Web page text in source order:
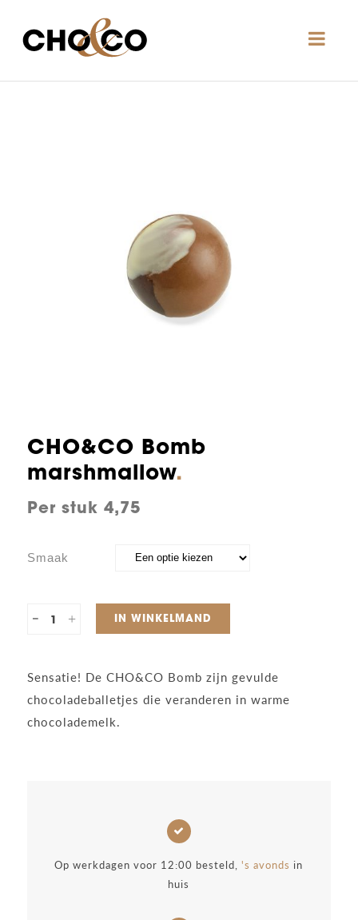
CHO&CO Bomb
marshmallow
4,75
Smaak
CHO&CO
marshmallow
quantity
IN WINKELMAND
Sensatie! De CHO&CO Bomb zijn gevulde
chocoladeballetjes die veranderen in warme
chocolademelk.
Op werkdagen voor 12:00 besteld,'s avonds in
huis